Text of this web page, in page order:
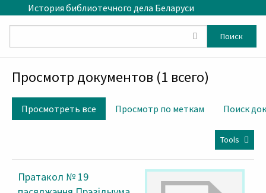
Skip to main content
История библиотечного дела Беларуси
Поиск
Просмотр документов (1 всего)
Просмотреть все Просмотр по меткам Поиск
Tools
Пратакол № 19